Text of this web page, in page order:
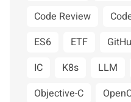
Code Review
ES6
ETF
IC
K8s LLM
Objective-C